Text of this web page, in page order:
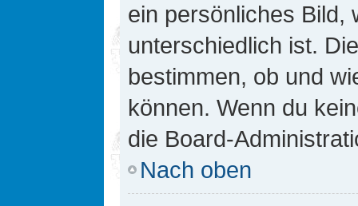
ein persönliches Bild,
unterschiedlich ist.
bestimmen, ob und
können. Wenn du
die Board-
Nach oben